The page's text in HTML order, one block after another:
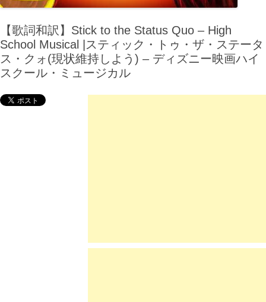
【歌詞和訳】Stick to the Status Quo – High
School Musical |スティック・トゥ・ザ・ステータ
ス・クォ(現状維持しよう) – ディズニー映画ハイ
スクール・ミュージカル